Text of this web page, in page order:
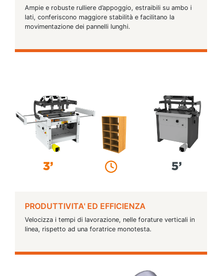
Ampie e robuste rulliere d’appoggio, estraibili su ambo i
lati, conferiscono maggiore stabilità e facilitano la
movimentazione dei pannelli lunghi.
PRODUTTIVITA' ED EFFICIENZA
Velocizza i tempi di lavorazione, nelle forature verticali in
linea, rispetto ad una foratrice monotesta.